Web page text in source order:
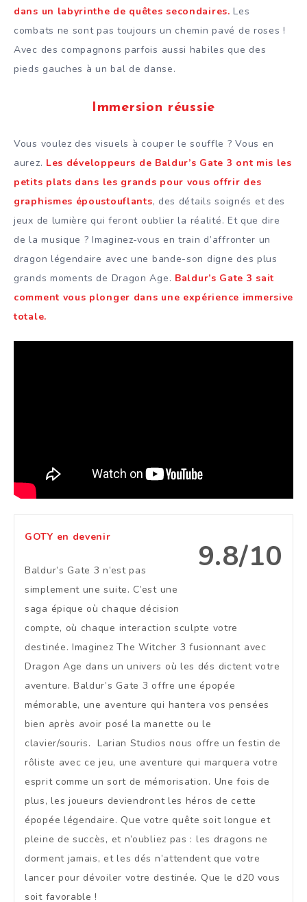
dans un labyrinthe de quêtes secondaires. Les
combats ne sont pas toujours un chemin pavé de roses !
Avec des compagnons parfois aussi habiles que des
pieds gauches à un bal de danse.
Immersion réussie
Vous voulez des visuels à couper le souffle ? Vous en
aurez. Les développeurs de Baldur’s Gate 3 ont mis les
petits plats dans les grands pour vous offrir des
graphismes époustouflants, des détails soignés et des
jeux de lumière qui feront oublier la réalité. Et que dire
de la musique ? Imaginez-vous en train d’affronter un
dragon légendaire avec une bande-son digne des plus
grands moments de Dragon Age. Baldur’s Gate 3 sait
comment vous plonger dans une expérience immersive
totale.
9.8/10
GOTY en devenir
Baldur’s Gate 3 n’est pas
simplement une suite. C’est une
saga épique où chaque décision
compte, où chaque interaction sculpte votre
destinée. Imaginez The Witcher 3 fusionnant avec
Dragon Age dans un univers où les dés dictent votre
aventure. Baldur’s Gate 3 offre une épopée
mémorable, une aventure qui hantera vos pensées
bien après avoir posé la manette ou le
clavier/souris. Larian Studios nous offre un festin de
rôliste avec ce jeu, une aventure qui marquera votre
esprit comme un sort de mémorisation. Une fois de
plus, les joueurs deviendront les héros de cette
épopée légendaire. Que votre quête soit longue et
pleine de succès, et n’oubliez pas : les dragons ne
dorment jamais, et les dés n’attendent que votre
lancer pour dévoiler votre destinée. Que le d20 vous
soit favorable !